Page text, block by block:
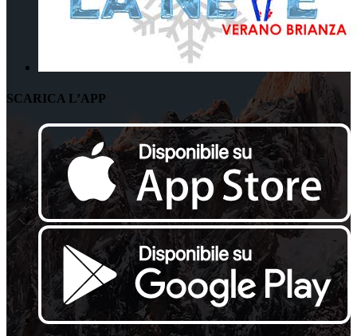
SCARICA L’APP